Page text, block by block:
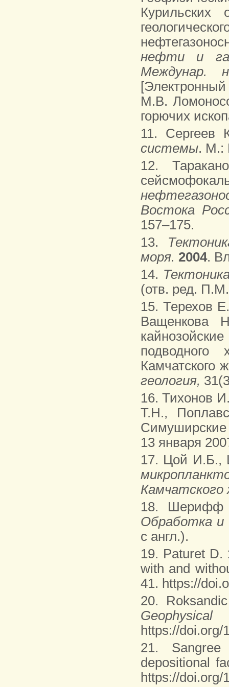
нефти и
Междунар.
М.В.
горючих
11.
системы. М.:
12.
Востока
157–175.
13.
моря. 2004.
14.
(отв. ред.
15. Терехов
Ващенкова
подводного
Камчатского
геология,
16. Тихонов
Т.Н.,
13 января
17. Цой И.Б.,
18. Шерифф
Обработка
с англ.).
19. Paturet D.
with and
41. https://
20.
https://doi.org/
21.
depositional
https://doi.org/